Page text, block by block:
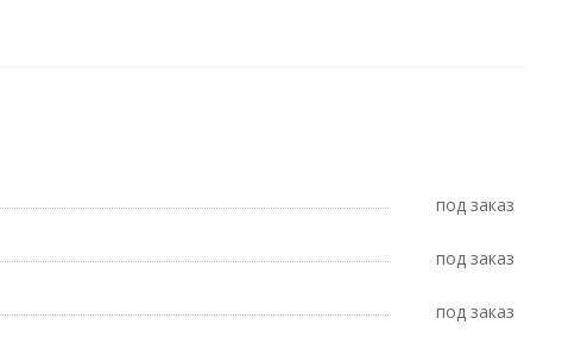
Под заказ
Под заказ
Под заказ